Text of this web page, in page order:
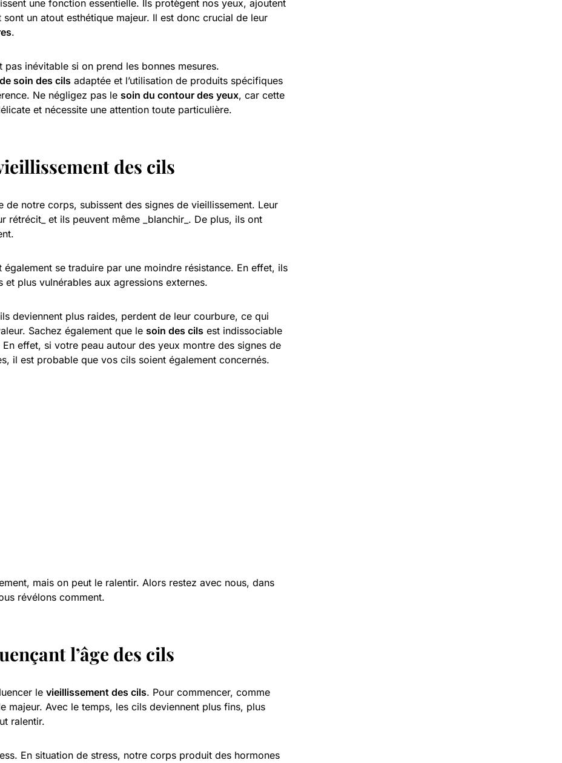
une fonction essentielle. Ils protègent nos yeux, ajoutent
un atout esthétique majeur. Il est donc crucial de leur
.
pas inévitable si on prend les bonnes mesures.
soin des cils adaptée et l’utilisation de produits spécifiques
Ne négligez pas le soin du contour des yeux, car cette
et nécessite une attention toute particulière.
des cils
de notre corps, subissent des signes de vieillissement. Leur
rétrécit_ et ils peuvent même _blanchir_. De plus, ils ont
également se traduire par une moindre résistance. En effet, ils
et plus vulnérables aux agressions externes.
deviennent plus raides, perdent de leur courbure, ce qui
Sachez également que le soin des cils est indissociable
En effet, si votre peau autour des yeux montre des signes de
il est probable que vos cils soient également concernés.
mais on peut le ralentir. Alors restez avec nous, dans
révélons comment.
l’âge des cils
le vieillissement des cils. Pour commencer, comme
majeur. Avec le temps, les cils deviennent plus fins, plus
ralentir.
En situation de stress, notre corps produit des hormones